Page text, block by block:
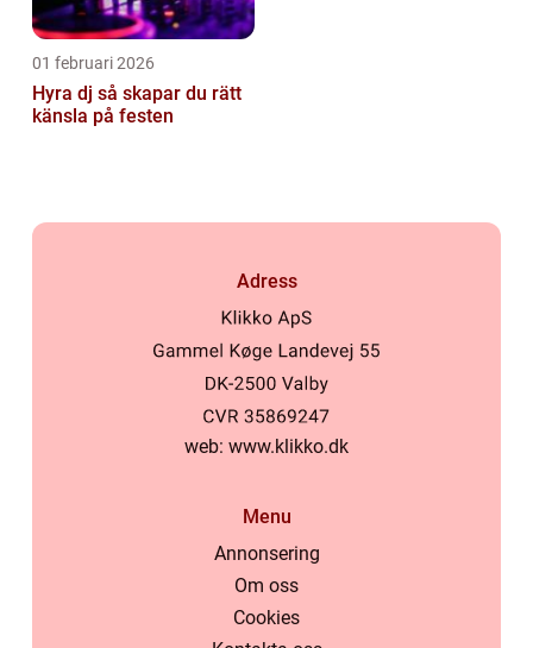
01 februari 2026
Hyra dj så skapar du rätt
känsla på festen
Adress
web: www.klikko.dk
Menu
Annonsering
Om oss
Cookies